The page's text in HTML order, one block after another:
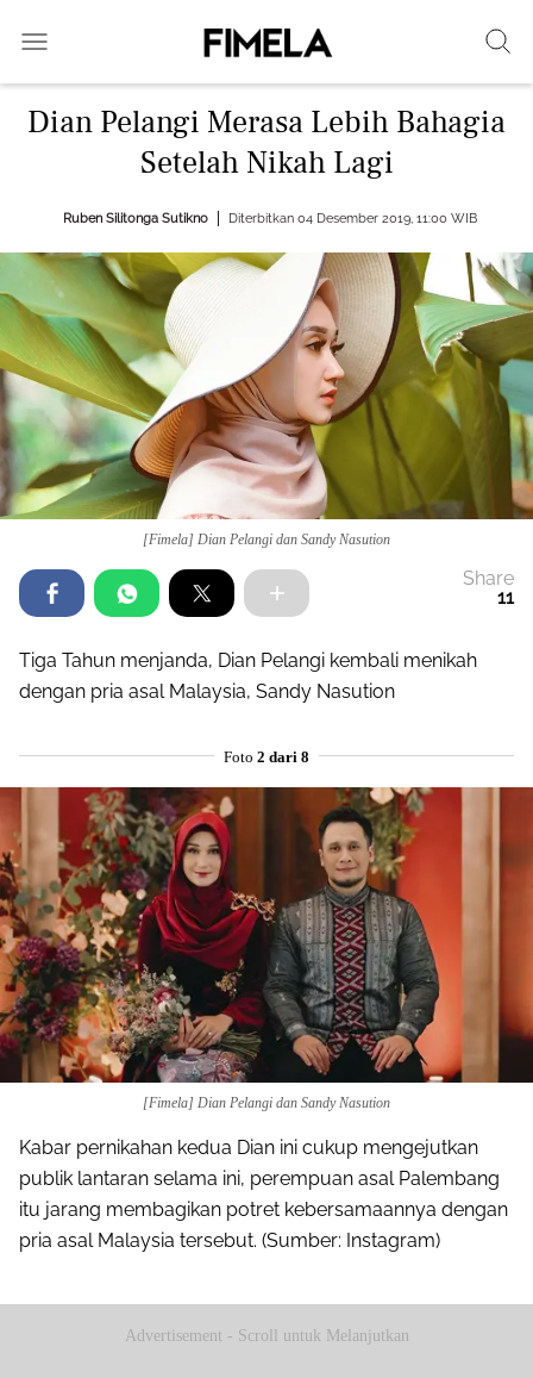
Dian Pelangi Merasa Lebih Bahagia
Setelah Nikah Lagi
Ruben Silitonga Sutikno Diterbitkan 04 Desember 2019, 11:00 WIB
[Fimela] Dian Pelangi dan Sandy Nasution
Share
11
Tiga Tahun menjanda, Dian Pelangi kembali menikah
dengan pria asal Malaysia, Sandy Nasution
Foto 2 dari 8
[Fimela] Dian Pelangi dan Sandy Nasution
Kabar pernikahan kedua Dian ini cukup mengejutkan
publik lantaran selama ini, perempuan asal Palembang
itu jarang membagikan potret kebersamaannya dengan
pria asal Malaysia tersebut. (Sumber: Instagram)
Advertisement - Scroll untuk Melanjutkan